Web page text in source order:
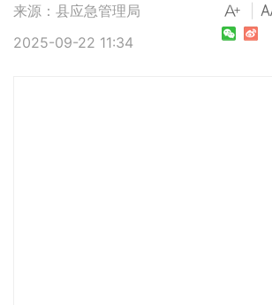
来源：县应急管理局
2025-09-22 11:34